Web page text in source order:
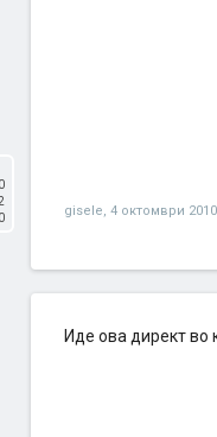
0 gisele, 4 октомври 2010
Иде ова директ во